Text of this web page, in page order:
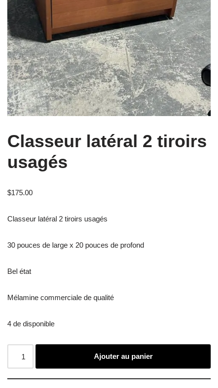
Classeur latéral 2 tiroirs
usagés
$175.00
Classeur latéral 2 tiroirs usagés
30 pouces de large x 20 pouces de profond
Bel état
Mélamine commerciale de qualité
4 de disponible
Ajouter au panier